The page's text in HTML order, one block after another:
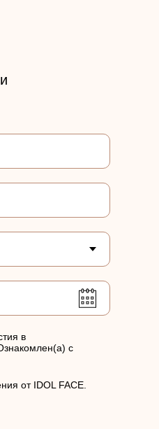
в
с
от IDOL FACE.